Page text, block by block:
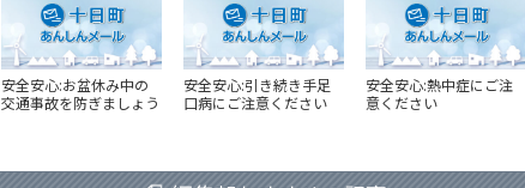
安全安心:お盆休み中の
交通事故を防ぎましょう
安全安心:引き続き手足
口病にご注意ください
安全安心:熱中症にご注
意ください